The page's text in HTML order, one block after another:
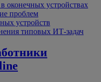
оконечных устройствах
проблем
устройств
типовых ИТ-задач